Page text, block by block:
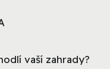
vaší zahrady?